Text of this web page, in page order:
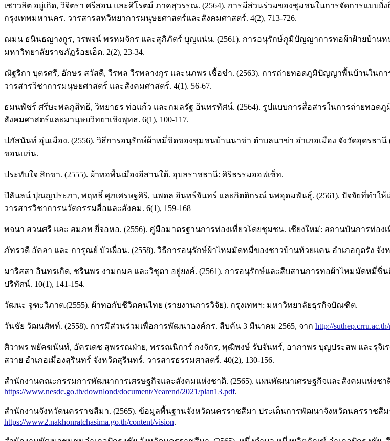
เชาวลิต อยู่เกิด, วิจิตรา ศรีสอน และศิโรตม์ ภาคสุวรรณ. (2564). การมีส่วนร่วมของชุมชนในการจัดการแบ
กรุงเทพมหานคร. วารสารสหวิทยาการมนุษยศาสตร์และสังคมศาสตร์. 4(2), 713-726.
ณมน ธนินธญางกูร, วรพจน์ พรหมจักร และสุภิภัตร์ บุญแน่น. (2561). การอนุรักษ์ภูมิปัญญาการทอผ้าฝ้ายบ้านหน
มหาวิทยาลัยราชภัฏร้อยเอ็ด. 2(2), 23-34.
ณัฐริกา บุตรศรี, อักษร สวัสดี, วีรพล วีรพลางกูร และนภพร เชื้อขำ. (2563). การถ่ายทอดภูมิปัญญาพื้นบ้านใน
วารสารวิชาการมนุษยศาสตร์ และสังคมศาสตร์. 4(1). 56-67.
ธมนพัชร์ ศรีษะพลภูสิทธิ, วิทยาธร ท่อแก้ว และกมลรัฐ อินทรทัศน์. (2564). รูปแบบการสื่อสารในการถ่ายทอ
สังคมศาสตร์และมานุษยวิทยาเชิงพุทธ. 6(1), 100-117.
ปภัสนันท์ อุ่นเมือง. (2556). วิธีการอนุรักษ์ผ้าหมี่ขิดของชุมชนบ้านนาข่า ตำบลนาข่า อำเภอเมือง จังวัดอุดร
ขอนแก่น.
ประทับใจ สิกขา. (2555). ผ้าทอพื้นเมืองอีสานใต้. อุบลราชธานี: ศิริธรรมออฟเซ็ท.
ปิลันลน์ ปุณญประภา, พฤทธิ์ ศุภเศรษฐศิริ, นพดล อินทร์จันทร์ และกิตติกรณ์ นพอุดมพันธุ์. (2561). ปัจจัยที่ทำ
วารสารวิชาการนวัตกรรมสื่อและสังคม. 6(1), 159-168
พจนา สวนศรี และ สมภพ ยี่จอหอ. (2556). คู่มือมาตรฐานการท่องเที่ยวโดยชุมชน. เชียงใหม่: สถานบันการท่อ
ภัทรวดี อัคลา และ การุณย์ บัวเผื่อน. (2558). วิธีการอนุรักษ์ผ้าไหมมัดหมี่ของชาวบ้านห้วยแคน อำเภอกุดรัง จั
มาริสสา อินทรเกิด, ชรินพร งามกมล และวิชุตา อยู่ยงค์. (2561). การอนุรักษ์และสืบสานการทอผ้าไหมมัดหมี่
ปริทัศน์. 10(1), 141-154.
วัฒนะ จูฑะวิภาต.(2555). ผ้าทอกับชีวิตคนไทย (รายงานการวิจัย). กรุงเทพฯ: มหาวิทยาลัยธุรกิจบัณฑิต.
วันชัย วัฒนศัพท์. (2558). การมีส่วนร่วมเพื่อการพัฒนาองค์กร. สืบค้น 3 มีนาคม 2565, จาก http://
ศิวาพร พยัคฆนันท์, อัครเดช สุพรรณฝ่าย, พรรณนิการ์ กงจักร, พุฒิพงษ์ รับจันทร์, อาภาพร บุญประสพ และรุจิเ
สวาย อำเภอเมืองสุรินทร์ จังหวัดสุรินทร์. วารสารธรรมศาสตร์. 40(2), 130-156.
สำนักงานคณะกรรมการพัฒนาการเศรษฐกิจและสังคมแห่งชาติ. (2565). แผนพัฒนาเศรษฐกิจและสังคมแห่งชา
https://www.nesdc.go.th/downlond/document/Yearend/2021/plan13.pdf.
สำนักงานจังหวัดนครราชสีมา. (2565). ข้อมูลพื้นฐานจังหวัดนครราชสีมา ประเด็นการพัฒนาจังหวัดนครราชสีมา
https://www2.nakhonratchasima.go.th/content/vision.